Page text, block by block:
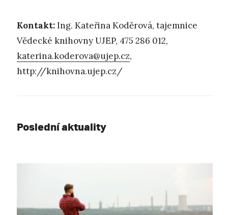
Kontakt:Ing. Kateřina Koděrová, tajemnice
Vědecké knihovny UJEP, 475 286 012,
katerina.koderova@ujep.cz,
http://knihovna.ujep.cz/
Poslední aktuality